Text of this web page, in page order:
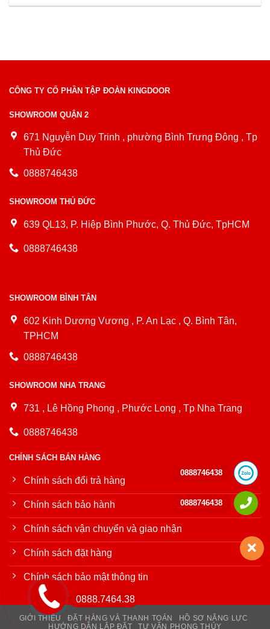
CÔNG TY CỔ PHẦN TẬP ĐOÀN KINGDOOR
SHOWROOM QUẬN 2
671 Nguyễn Duy Trinh , phường Bình Trưng Đông , Tp
Thủ Đức
0888746438
SHOWROOM THỦ ĐỨC
639 QL13, P. Hiệp Bình Phước, Q. Thủ Đức, TpHCM
0888746438
SHOWROOM BÌNH TÂN
602 Kinh Dương Vương , P. An Lạc , Q. Bình Tân,
TPHCM
0888746438
SHOWROOM NHA TRANG
731 , Lê Hồng Phong , Phước Long , Tp Nha Trang
0888746438
CHÍNH SÁCH BÁN HÀNG
Chính sách đổi trả hàng
Chính sách bảo hành
Chính sách vận chuyển và giao nhận
Chính sách đặt hàng
Chính sách bảo mật thông tin
GIỚI THIỆU ĐẶT HÀNG VÀ THANH TOÁN
HỒ SƠ NĂNG LỰC
HƯỚNG DẪN LẮP ĐẶT
TƯ VẤN PHONG THỦY
0888.7464.38
0888746438
0888746438